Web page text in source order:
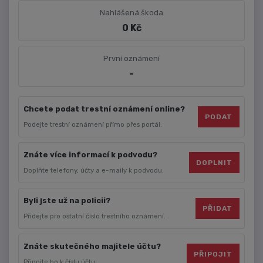
Nahlášená škoda
0 Kč
První oznámení
-
Chcete podat trestní oznámení online?
Podejte trestní oznámení přímo přes portál.
PODAT
Znáte více informací k podvodu?
Doplňte telefony, účty a e-maily k podvodu.
DOPLNIT
Byli jste už na policii?
Přidejte pro ostatní číslo trestního oznámení.
PŘIDAT
Znáte skutečného majitele účtu?
PŘIPOJIT